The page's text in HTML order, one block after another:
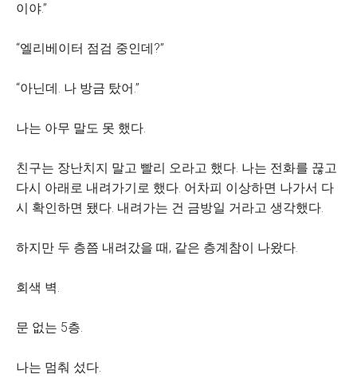
이야.”
“엘리베이터 점검 중인데?”
“아닌데. 나 방금 탔어.”
나는 아무 말도 못 했다.
친구는 장난치지 말고 빨리 오라고 했다. 나는 전화를 끊고
다시 아래로 내려가기로 했다. 어차피 이상하면 나가서 다
시 확인하면 됐다. 내려가는 건 금방일 거라고 생각했다.
하지만 두 층쯤 내려갔을 때, 같은 층계참이 나왔다.
회색 벽.
문 없는 5층.
나는 멈춰 섰다.